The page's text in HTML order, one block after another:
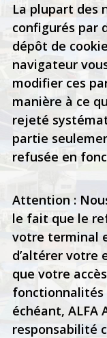
La plupart des
configurés par
dépôt de
navigateur
modifier ces
manière à ce
rejeté
partie
refusée en
Attention :
le fait que le
votre terminal
d’altérer votre
que votre
fonctionnalités
échéant,
responsabilité